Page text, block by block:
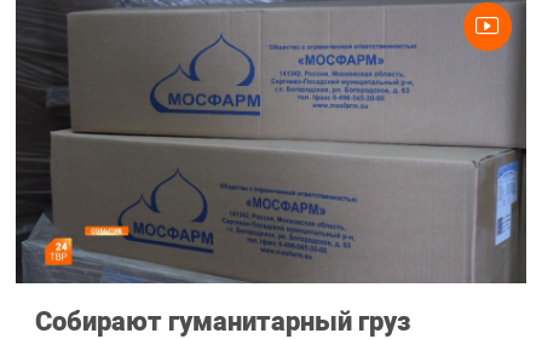
Собирают гуманитарный груз